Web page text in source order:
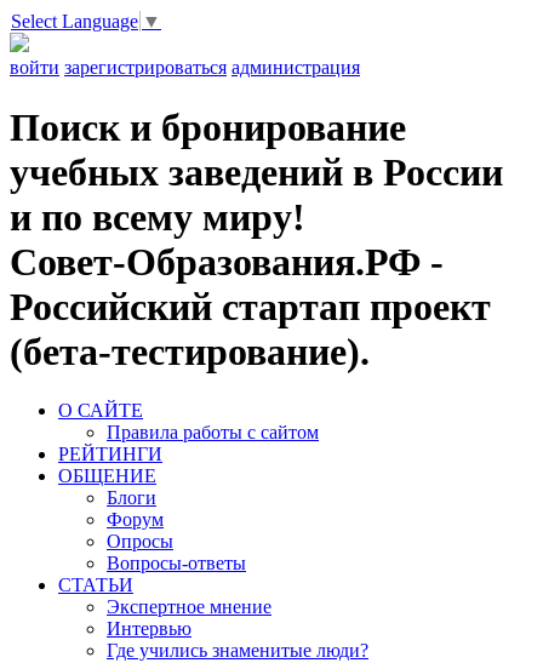
Select Language ▼
войти зарегистрироваться администрация
Поиск и бронирование
учебных заведений в России
и по всему миру!
Совет-Образования.РФ -
Российский стартап проект
(бета-тестирование).
О САЙТЕ
Правила работы с сайтом
РЕЙТИНГИ
ОБЩЕНИЕ
Блоги
Форум
Опросы
Вопросы-ответы
СТАТЬИ
Экспертное мнение
Интервью
Где учились знаменитые люди?